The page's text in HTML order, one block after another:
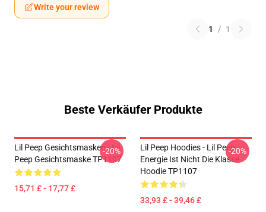
Write your review
1 / 1
Beste Verkäufer Produkte
Lil Peep Gesichtsmasken - Lil
Peep Gesichtsmaske TP1107
15,71 £ - 17,77 £
-20%
Lil Peep Hoodies - Lil Peep
Energie Ist Nicht Die Klasse
Hoodie TP1107
33,93 £ - 39,46 £
-20%